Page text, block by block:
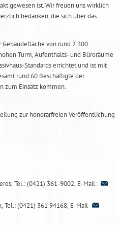
gewesen ist. Wir freuen uns wirklich
bedanken, die sich über das
von rund 2.300
Turm, Aufenthalts- und Büroräume
Standards errichtet und ist mit
rund 60 Beschäftigte der
zum Einsatz kommen.
zur honorarfreien Veröffentlichung
Tel.: (0421) 361-9002, E-Mail:
Tel.: (0421) 361 94168, E-Mail